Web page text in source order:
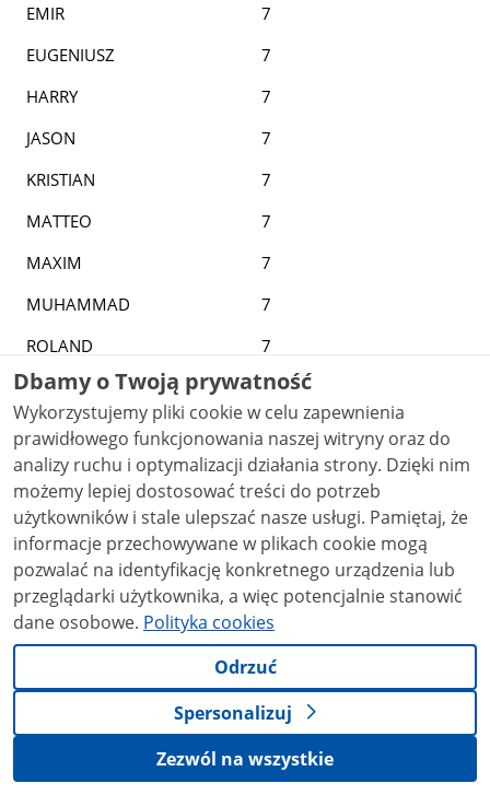
EMIR
7
EUGENIUSZ
7
HARRY
7
JASON
7
KRISTIAN
7
MATTEO
7
MAXIM
7
MUHAMMAD
7
ROLAND
7
STANISLAW
7
SYRIUSZ
TEOFIL
7
TIMUR
7
WALTER
7
ALI
6
6
6
6
6
Dbamy o Twoją prywatność
Wykorzystujemy pliki cookie w celu zapewnienia
prawidłowego funkcjonowania naszej witryny oraz do
analizy ruchu i optymalizacji działania strony. Dzięki nim
możemy lepiej dostosować treści do potrzeb
użytkowników i stale ulepszać nasze usługi. Pamiętaj, że
informacje przechowywane w plikach cookie mogą
pozwalać na identyfikację konkretnego urządzenia lub
przeglądarki użytkownika, a więc potencjalnie stanowić
dane osobowe. Polityka cookies
Odrzuć
Spersonalizuj
Zezwól na wszystkie